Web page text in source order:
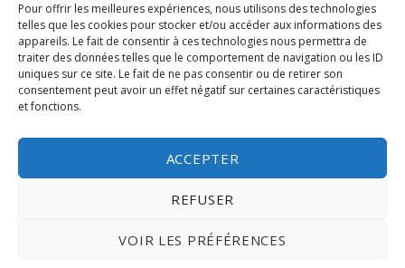
Pour offrir les meilleures expériences, nous utilisons des technologies
telles que les cookies pour stocker et/ou accéder aux informations des
appareils. Le fait de consentir à ces technologies nous permettra de
traiter des données telles que le comportement de navigation ou les ID
uniques sur ce site. Le fait de ne pas consentir ou de retirer son
consentement peut avoir un effet négatif sur certaines caractéristiques
et fonctions.
ACCEPTER
REFUSER
VOIR LES PRÉFÉRENCES
CONTACTEZ-NOUS
Montréal
450-245-7475 (sans frais de Montréal) ou 514-655-9191
info@rivetferole.com